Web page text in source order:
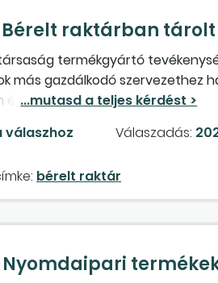
raktárban tárolt
termékgyártó
más gazdálkodó szervezethez
volumenében legalább
készletet – annak várhatóan
-készlet bekerülési
és a készletek kitárolásakor a
az adott
de jelenleg az extra
válaszhoz Válaszadás:
bérelt raktár